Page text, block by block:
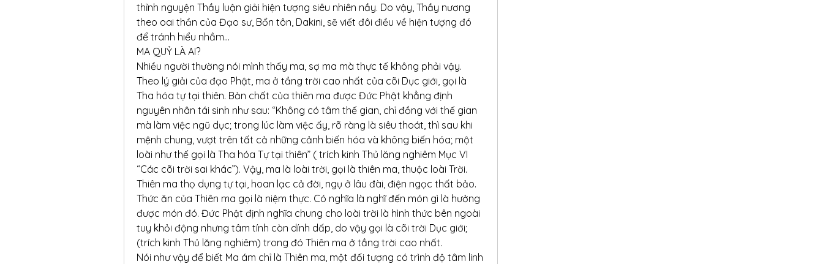
thỉnh nguyện Thầy luận giải hiện tượng siêu nhiên nầy. Do vậy, Thầy nương
theo oai thần của Đạo sư, Bổn tôn, Dakini, sẽ viết đôi điều về hiện tượng đó
để tránh hiểu nhầm…
MA QUỶ LÀ AI?
Nhiều người thường nói mình thấy ma, sợ ma mà thực tế không phải vậy.
Theo lý giải của đạo Phật, ma ở tầng trời cao nhất của cõi Dục giới, gọi là
Tha hóa tự tại thiên. Bản chất của thiên ma được Đức Phật khẳng định
nguyên nhân tái sinh như sau: “Không có tâm thế gian, chỉ đồng với thế gian
mà làm việc ngũ dục; trong lúc làm việc ấy, rõ ràng là siêu thoát, thì sau khi
mệnh chung, vượt trên tất cả những cảnh biến hóa và không biến hóa; một
loài như thế gọi là Tha hóa Tự tại thiên” ( trích kinh Thủ lăng nghiêm Mục VI
“Các cõi trời sai khác”). Vậy, ma là loài trời, gọi là thiên ma, thuộc loài Trời.
Thiên ma thọ dụng tự tại, hoan lạc cả đời, ngụ ở lâu đài, điện ngọc thất bảo.
Thức ăn của Thiên ma gọi là niệm thực. Có nghĩa là nghĩ đến món gì là hưởng
được món đó. Đức Phật định nghĩa chung cho loài trời là hình thức bên ngoài
tuy khỏi động nhưng tâm tính còn dính dấp, do vậy gọi là cõi trời Dục giới;
(trích kinh Thủ lăng nghiêm) trong đó Thiên ma ở tầng trời cao nhất.
Nói như vậy để biết Ma ám chỉ là Thiên ma, một đối tượng có trình độ tâm linh